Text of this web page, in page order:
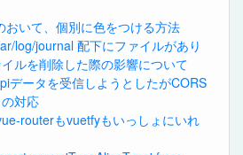
いて、個別に色をつける方法
log/journal 配下にファイルがあり
ルを削除した際の影響について
データを受信しようとしたがCORS
対応
routerもvuetfyもいっしょにいれ